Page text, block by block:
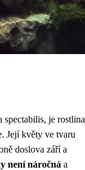
spectabilis, je rostlina
Její květy ve tvaru
doslova září a
není náročná a